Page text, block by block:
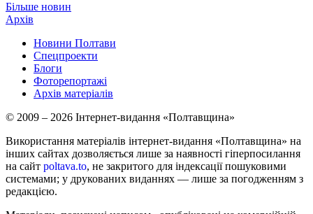
Більше новин
Архів
Новини Полтави
Спецпроекти
Блоги
Фоторепортажі
Архів матеріалів
© 2009 – 2026 Інтернет-видання «Полтавщина»
Використання матеріалів інтернет-видання «Полтавщина» на
інших сайтах дозволяється лише за наявності гіперпосилання
на сайт poltava.to, не закритого для індексації пошуковими
системами; у друкованих виданнях — лише за погодженням з
редакцією.